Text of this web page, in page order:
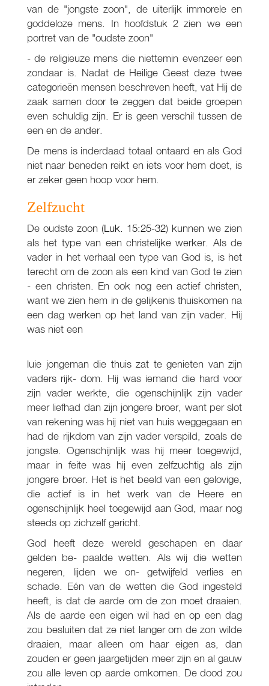
van de "jongste zoon", de uiterlijk immorele en
goddeloze mens. In hoofdstuk 2 zien we een
portret van de "oudste zoon"
- de religieuze mens die niettemin evenzeer een
zondaar is. Nadat de Heilige Geest deze twee
categorieën mensen beschreven heeft, vat Hij de
zaak samen door te zeggen dat beide groepen
even schuldig zijn. Er is geen verschil tussen de
een en de ander.
De mens is inderdaad totaal ontaard en als God
niet naar beneden reikt en iets voor hem doet, is
er zeker geen hoop voor hem.
Zelfzucht
De oudste zoon (Luk. 15:25-32) kunnen we zien
als het type van een christelijke werker. Als de
vader in het verhaal een type van God is, is het
terecht om de zoon als een kind van God te zien
- een christen. En ook nog een actief christen,
want we zien hem in de gelijkenis thuiskomen na
een dag werken op het land van zijn vader. Hij
was niet een
luie jongeman die thuis zat te genieten van zijn
vaders rijk- dom. Hij was iemand die hard voor
zijn vader werkte, die ogenschijnlijk zijn vader
meer liefhad dan zijn jongere broer, want per slot
van rekening was hij niet van huis weggegaan en
had de rijkdom van zijn vader verspild, zoals de
jongste. Ogenschijnlijk was hij meer toegewijd,
maar in feite was hij even zelfzuchtig als zijn
jongere broer. Het is het beeld van een gelovige,
die actief is in het werk van de Heere en
ogenschijnlijk heel toegewijd aan God, maar nog
steeds op zichzelf gericht.
God heeft deze wereld geschapen en daar
gelden be- paalde wetten. Als wij die wetten
negeren, lijden we on- getwijfeld verlies en
schade. Eén van de wetten die God ingesteld
heeft, is dat de aarde om de zon moet draaien.
Als de aarde een eigen wil had en op een dag
zou besluiten dat ze niet langer om de zon wilde
draaien, maar alleen om haar eigen as, dan
zouden er geen jaargetijden meer zijn en al gauw
zou alle leven op aarde omkomen. De dood zou